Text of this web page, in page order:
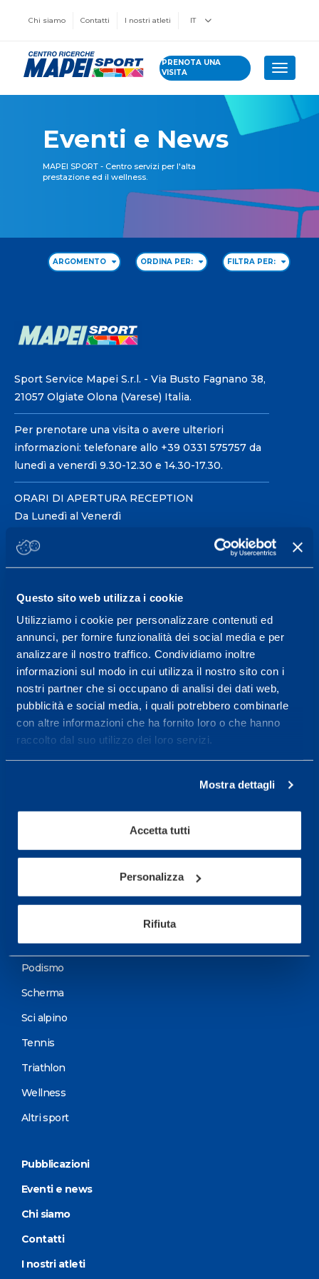
Questo sito web utilizza i cookie
Utilizziamo i cookie per personalizzare contenuti ed
annunci, per fornire funzionalità dei social media e per
analizzare il nostro traffico. Condividiamo inoltre
informazioni sul modo in cui utilizza il nostro sito con i
nostri partner che si occupano di analisi dei dati web,
pubblicità e social media, i quali potrebbero combinarle
con altre informazioni che ha fornito loro o che hanno
raccolto dal suo utilizzo dei loro servizi.
Mostra dettagli
Accetta tutti
Personalizza
Rifiuta
Chi siamo Contatti I nostri atleti IT
PRENOTA UNA
VISITA
Toggle
Eventi e News
MAPEI SPORT - Centro servizi per l'alta
prestazione ed il wellness.
ARGOMENTO ORDINA PER: FILTRA PER:
Sport Service Mapei S.r.l. - Via Busto Fagnano 38,
21057 Olgiate Olona (Varese) Italia.
Per prenotare una visita o avere ulteriori
informazioni: telefonare allo +39 0331 575757 da
lunedì a venerdì 9.30-12.30 e 14.30-17.30.
ORARI DI APERTURA RECEPTION
Da Lunedì al Venerdì
Centro servizi per l'alta
prestazione ed il
wellness.
Maggiori informazioni
Servizi
Servizi Medici
Pallacanestro
Podismo
Scherma
Sci alpino
Tennis
Triathlon
Wellness
Altri sport
Pubblicazioni
Eventi e news
Chi siamo
Contatti
I nostri atleti